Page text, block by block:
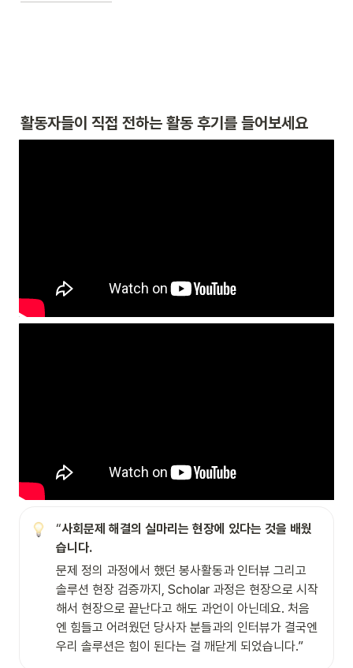
활동자들이 직접 전하는 활동 후기를 들어보세요
“사회문제 해결의 실마리는 현장에 있다는 것을 배웠
습니다.
문제 정의 과정에서 했던 봉사활동과 인터뷰 그리고
솔루션 현장 검증까지, Scholar 과정은 현장으로 시작
해서 현장으로 끝난다고 해도 과언이 아닌데요. 처음
엔 힘들고 어려웠던 당사자 분들과의 인터뷰가 결국엔
우리 솔루션은 힘이 된다는 걸 깨닫게 되었습니다.”